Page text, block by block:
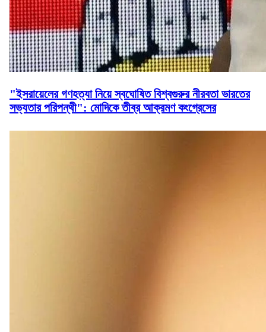
"ইসরায়েলের গণহত্যা নিয়ে স্বঘোষিত বিশ্বগুরুর নীরবতা ভারতের
সভ্যতার পরিপন্থী": মোদিকে তীব্র আক্রমণ কংগ্রেসের